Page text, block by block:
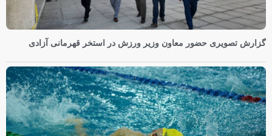
گزارش تصویری حضور معاون وزیر ورزش در استخر قهرمانی آزادی